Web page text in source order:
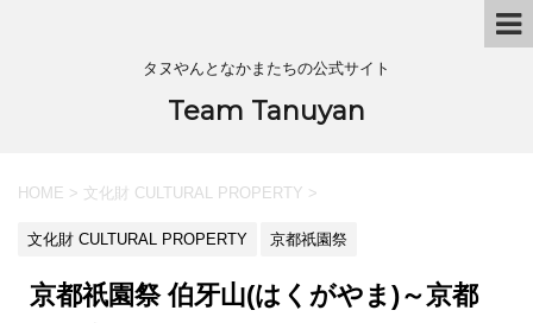
タヌやんとなかまたちの公式サイト
Team Tanuyan
HOME > 文化財 CULTURAL PROPERTY >
文化財 CULTURAL PROPERTY 京都祇園祭
京都祇園祭 伯牙山(はくがやま)～京都